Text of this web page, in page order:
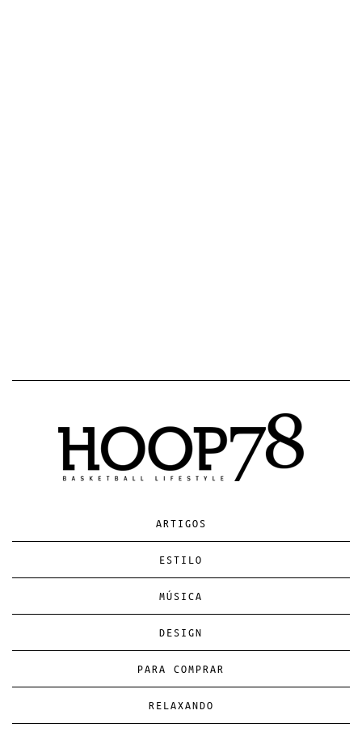
ARTIGOS
ESTILO
MÚSICA
DESIGN
PARA COMPRAR
RELAXANDO